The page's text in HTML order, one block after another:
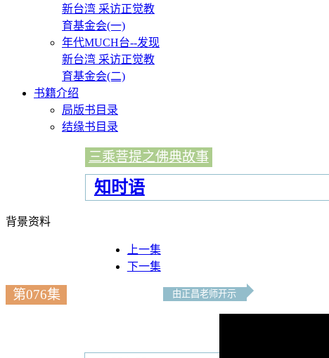
新台湾 采访正觉教
育基金会(一)
年代MUCH台--发现
新台湾 采访正觉教
育基金会(二)
书籍介绍
局版书目录
结缘书目录
三乘菩提之佛典故事
知时语
背景资料
上一集
下一集
第076集 由正昌老师开示